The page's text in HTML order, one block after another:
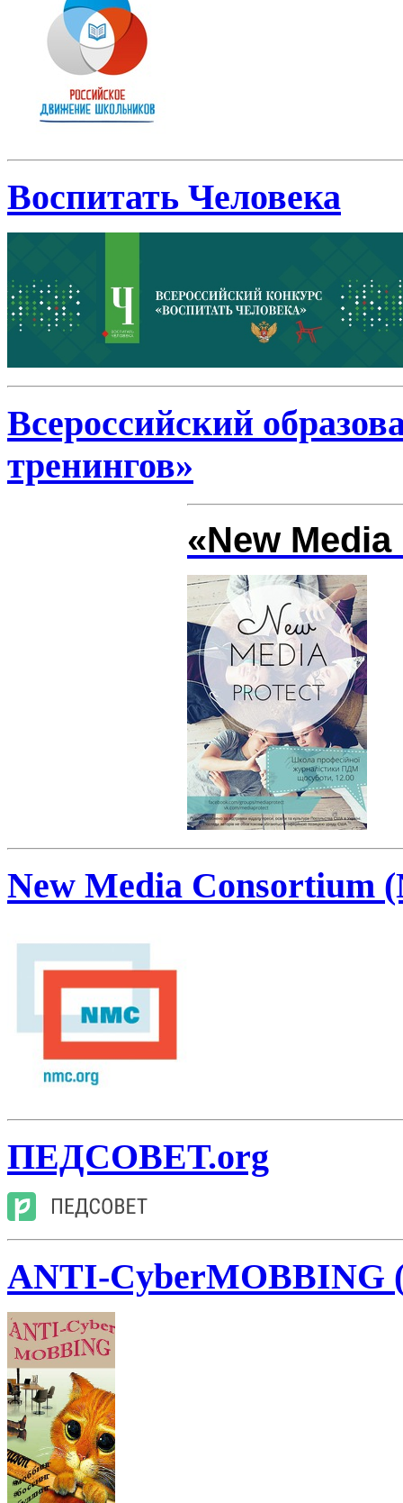
Воспитать Человека
Всероссийский
тренингов»
«New
New Media Consortium
ПЕДСОВЕТ.org
ANTI-CyberMOBBING